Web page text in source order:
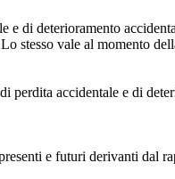
di deterioramento
stesso vale al momento
accidentale e di
e futuri derivanti dal